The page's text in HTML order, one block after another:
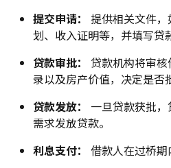
提交申请：
提供相关文件
划、收入证明等，并填写贷
贷款审批：
贷款机构将审
录以及房产价值，决定是否
贷款发放：
一旦贷款获批
需求发放贷款。
利息支付：
借款人在过桥期